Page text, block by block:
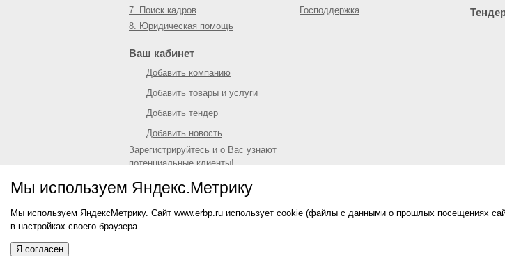
Мы используем Яндекс.Метрику
Мы используем ЯндексМетрику. Сайт www.erbp.ru использует cookie (файлы с данными о прошлых посещениях
в настройках своего браузера
Я согласен
7. Поиск кадров
8. Юридическая помощь
Господдержка
Ваш кабинет
Добавить компанию
Добавить товары и услуги
Добавить тендер
Добавить новость
Зарегистрируйтесь и о Вас узнают
потенциальные клиенты!
© 2009—2026Единый республиканский бизнес-портал
О портале